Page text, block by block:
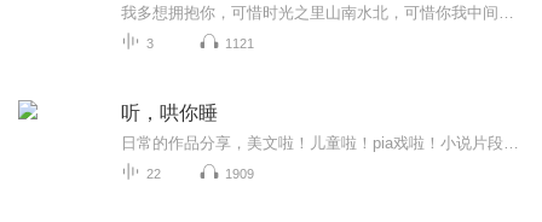
3 1121
听，哄你睡
22 1909